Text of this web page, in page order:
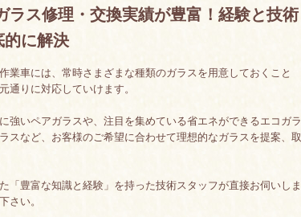
ラス修理・交換実績が豊富！経験と技術
に解決
業車には、常時さまざまな種類のガラスを用意しておくこと
りに対応していけます。
強いペアガラスや、注目を集めている省エネができるエコガラ
スなど、お客様のご希望に合わせて理想的なガラスを提案、取
「豊富な知識と経験」を持った技術スタッフが直接お伺いしま
さい。